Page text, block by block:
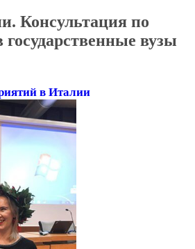
Консультация по
вузы
в Италии